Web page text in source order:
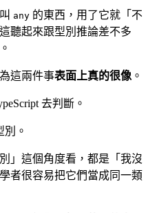
any 的東西，用了它就「不
聽起來跟型別推論差不多
這兩件事表面上真的很像 。
去判斷。
別。
」這個角度看，都是「我沒
者很容易把它們當成同一類